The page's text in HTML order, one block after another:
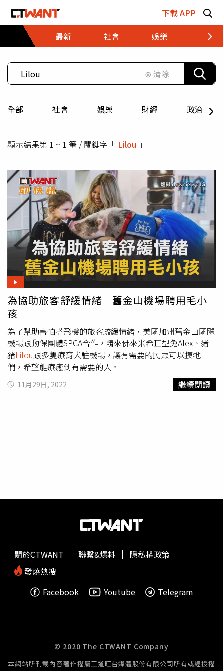
下載 APP
最新
社會 娛樂 財經
⊗ 清除
全部 社會 娛樂 財經 政治
顯示結果第 1 ~ 1 筆 / 關鍵字「 Lilou 」
為協助旅客舒緩情緒 舊金山機場聘用毛小
孩
為了幫助害怕搭飛機的旅客疏緩情緒，美國加州舊金山國際
機場跟動保團體SPCA合作，請來佛來米希巨型兔Alex、豬
豬Lilou跟多隻療育犬駐機場，讓有需要的民眾可以摸牠
們，希望能療癒到有需要的人。
11月29日, 2022 繼續閱讀
關於CTWANT 聯繫&爆料
隱私權政策
發燒熱搜
Facebook
Youtube Telegram
© 2020 The CTWANT Company
本網站所刊載內容著作權屬王道旺台媒體股份有限公司所有或經授權